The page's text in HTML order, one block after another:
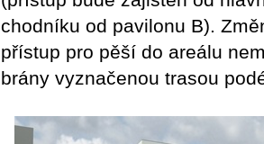
chodníku od pavilonu B).
přístup pro pěší do areálu
brány vyznačenou trasou